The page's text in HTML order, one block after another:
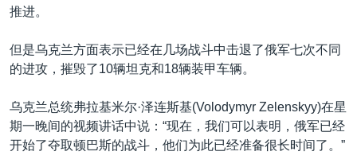
推进。
但是乌克兰方面表示已经在几场战斗中击退了俄军七次不同
的进攻，摧毁了10辆坦克和18辆装甲车辆。
乌克兰总统弗拉基米尔·泽连斯基(Volodymyr Zelenskyy)在星
期一晚间的视频讲话中说：“现在，我们可以表明，俄军已经
开始了夺取顿巴斯的战斗，他们为此已经准备很长时间了。”